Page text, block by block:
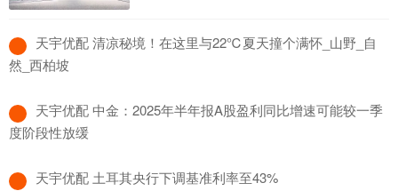
​天宇优配 清凉秘境！在这里与22℃夏天撞个满怀_山野_自
然_西柏坡
​天宇优配 中金：2025年半年报A股盈利同比增速可能较一季
度阶段性放缓
​天宇优配 土耳其央行下调基准利率至43%